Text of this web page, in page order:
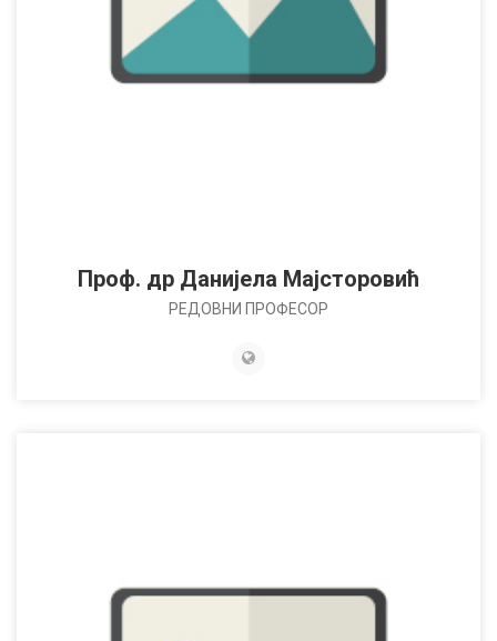
Проф. др Данијела Мајсторовић
РЕДОВНИ ПРОФЕСОР